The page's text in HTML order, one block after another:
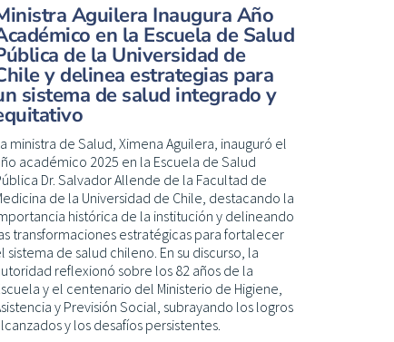
Aguilera Inaugura Año
en la Escuela de Salud
de la Universidad de
y delinea estrategias para
sistema de salud integrado y
ministra de Salud, Ximena Aguilera, inauguró el
académico 2025 en la Escuela de Salud
Dr. Salvador Allende de la Facultad de
de la Universidad de Chile, destacando la
histórica de la institución y delineando
transformaciones estratégicas para fortalecer
sistema de salud chileno. En su discurso, la
reflexionó sobre los 82 años de la
y el centenario del Ministerio de Higiene,
y Previsión Social, subrayando los logros
y los desafíos persistentes.